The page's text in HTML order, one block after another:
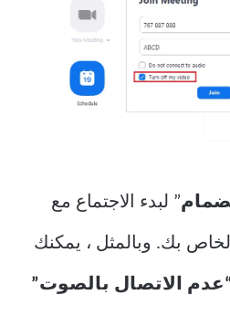
” لبدء الاجتماع مع
بك. وبالمثل ، يمكنك
“عدم الاتصال بالصوت”